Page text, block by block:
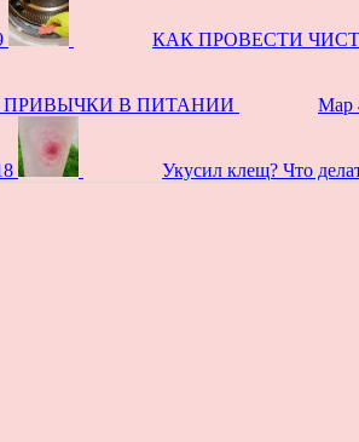
КАК ПРОВЕСТИ
ПРИВЫЧКИ В ПИТАНИИ Мар
Укусил клещ? Что